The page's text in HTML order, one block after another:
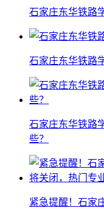
石家庄东华铁路
石家庄东华铁路
石家庄东华铁路
些？
紧急提醒！石家